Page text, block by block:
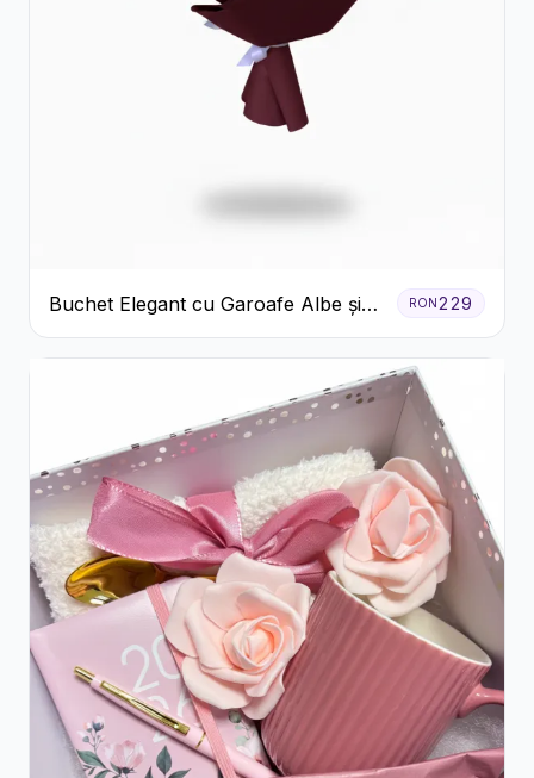
Buchet Elegant cu Garoafe Albe și
Eucalipt
RON 229